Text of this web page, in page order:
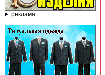
реклама